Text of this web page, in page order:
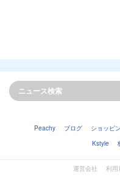
Peachy ブログ ショッピ
Kstyle
運営会社 利用